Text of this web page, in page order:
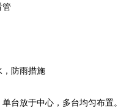
防雨措施
放于中心，多台均匀布置。